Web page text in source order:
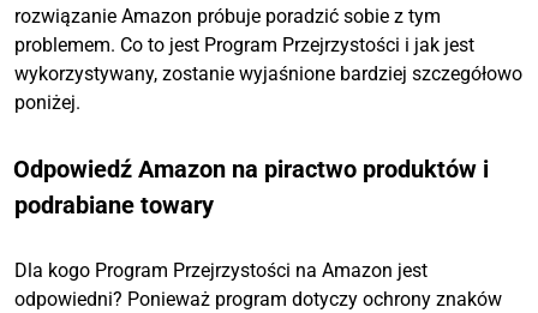
rozwiązanie Amazon próbuje poradzić sobie z tym
problemem. Co to jest Program Przejrzystości i jak jest
wykorzystywany, zostanie wyjaśnione bardziej szczegółowo
poniżej.
Odpowiedź Amazon na piractwo produktów i
podrabiane towary
Dla kogo Program Przejrzystości na Amazon jest
odpowiedni? Ponieważ program dotyczy ochrony znaków